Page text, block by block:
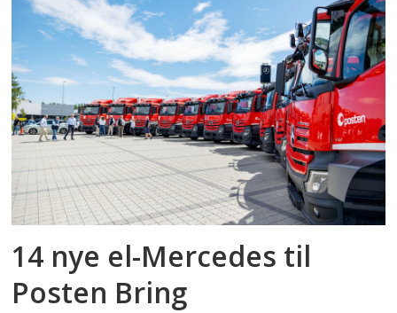
14 nye el-Mercedes til
Posten Bring